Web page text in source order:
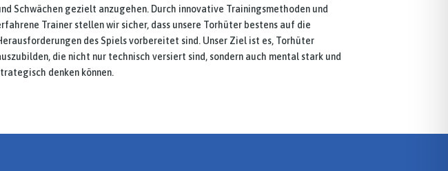
Schwächen gezielt anzugehen. Durch innovative Trainingsmethoden und
Trainer stellen wir sicher, dass unsere Torhüter bestens auf die
des Spiels vorbereitet sind. Unser Ziel ist es, Torhüter
die nicht nur technisch versiert sind, sondern auch mental stark und
denken können.